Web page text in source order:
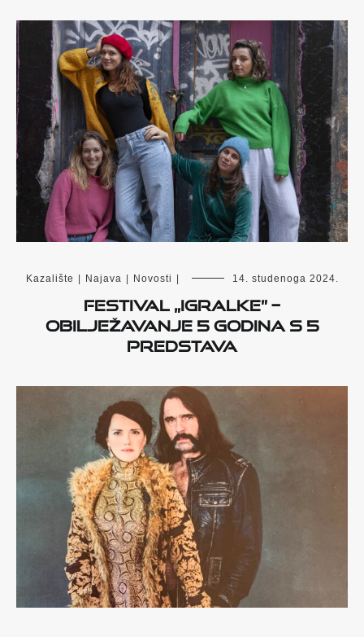
Kazalište | Najava | Novosti | 14. studenoga 2024.
Festival „Igralke” –
obilježavanje 5 godina s 5
predstava